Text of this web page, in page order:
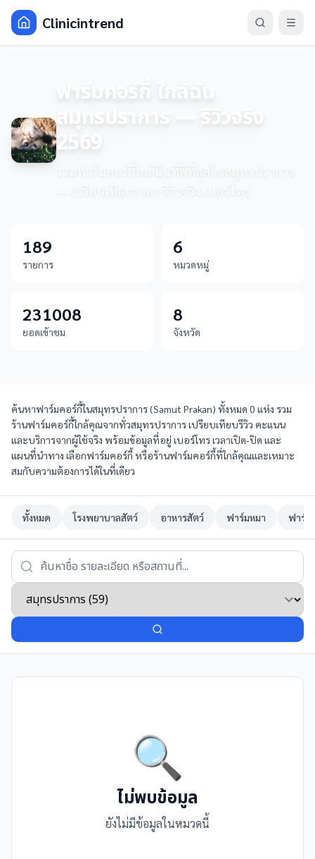
Clinicintrend
ฟาร์มคอร์กี้ ใกล้ฉัน
สมุทรปราการ — รีวิวจริง
2569
รวมฟาร์มคอร์กี้ใกล้ฉันที่ดีที่สุดในสมุทรปราการ
— เปรียบเทียบราคา รีวิวจริง เบอร์โทร
189
รายการ
6
หมวดหมู่
231008
ยอดเข้าชม
8
จังหวัด
ค้นหาฟาร์มคอร์กี้ในสมุทรปราการ (Samut Prakan) ทั้งหมด 0 แห่ง รวม
ร้านฟาร์มคอร์กี้ใกล้คุณจากทั่วสมุทรปราการ เปรียบเทียบรีวิว คะแนน
และบริการจากผู้ใช้จริง พร้อมข้อมูลที่อยู่ เบอร์โทร เวลาเปิด-ปิด และ
แผนที่นำทาง เลือกฟาร์มคอร์กี้ หรือร้านฟาร์มคอร์กี้ที่ใกล้คุณและเหมาะ
สมกับความต้องการได้ในที่เดียว
ทั้งหมด โรงพยาบาลสัตว์ อาหารสัตว์ ฟาร์มหมา ฟาร์ม
🔍
ไม่พบข้อมูล
ยังไม่มีข้อมูลในหมวดนี้